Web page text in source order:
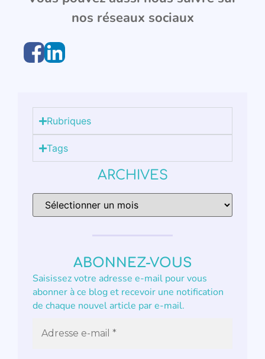
nos réseaux sociaux
Rubriques
Tags
ARCHIVES
ABONNEZ-VOUS
Saisissez votre adresse e-mail pour vous
abonner à ce blog et recevoir une notification
de chaque nouvel article par e-mail.